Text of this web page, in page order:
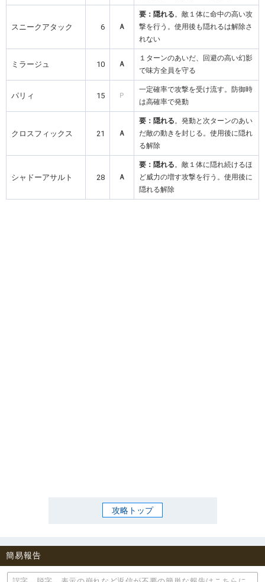
スニークアタック 6 Ａ
要：隠れる。敵１体に命中の高い攻
撃を行う。使用後も隠れるは解除さ
れない
ミラージュ 10 Ａ
１ターンのあいだ、回避の高い幻影
で味方全員を守る
パリィ 15 Ｐ
一定確率で攻撃を受け流す。防御時
は高確率で発動
クロスフィックス 21 Ａ
要：隠れる。発動と次ターンのあい
だ敵の動きを封じる。使用後に隠れ
る解除
シャドーアサルト 28 Ａ
要：隠れる。敵１体に隠れ続けるほ
ど威力の増す攻撃を行う。使用後に
隠れる解除
攻略トップ
簡易報告